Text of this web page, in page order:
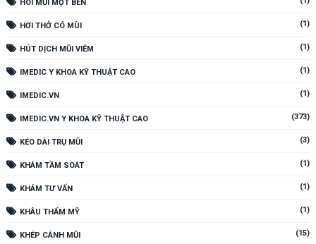
HÔI MŨI MỘT BÊN
HƠI THỞ CÓ MÙI (1)
HÚT DỊCH MŨI VIÊM (1)
IMEDIC Y KHOA KỸ THUẬT CAO (1)
IMEDIC.VN (1)
IMEDIC.VN Y KHOA KỸ THUẬT CAO (373)
KÉO DÀI TRỤ MŨI (3)
KHÁM TẦM SOÁT (1)
KHÁM TƯ VẤN (1)
KHÂU THẨM MỸ (1)
KHÉP CÁNH MŨI (15)